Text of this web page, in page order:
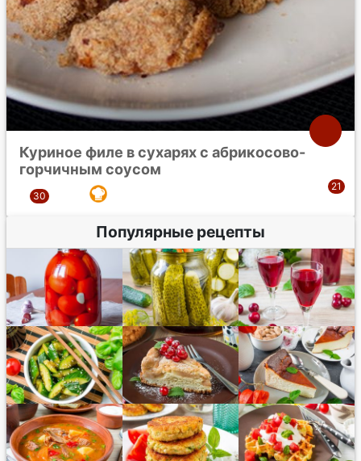
Куриное филе в сухарях с абрикосово-
горчичным соусом
Популярные рецепты